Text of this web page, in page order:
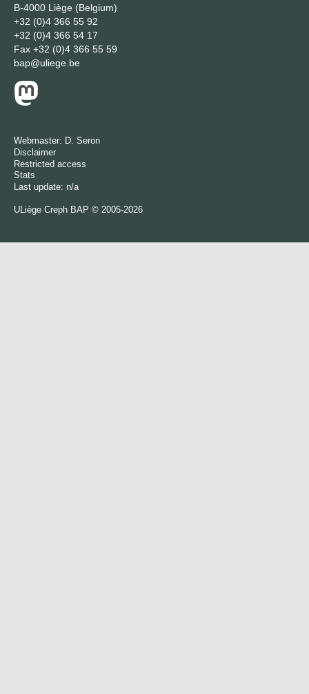
B-4000 Liège (Belgium)
+32 (0)4 366 55 92
+32 (0)4 366 54 17
Fax +32 (0)4 366 55 59
bap@uliege.be
Webmaster: D. Seron
Disclaimer
Restricted access
Stats
Last update: n/a
ULiège Creph BAP © 2005-2026